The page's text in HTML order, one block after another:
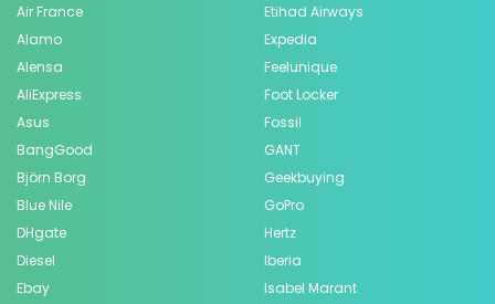
Air France
Alamo
Alensa
AliExpress
Asus
BangGood
Björn Borg
Blue Nile
DHgate
Diesel
Ebay
Etihad Airways
Expedia
Feelunique
Foot Locker
Fossil
GANT
Geekbuying
GoPro
Hertz
Iberia
Isabel Marant